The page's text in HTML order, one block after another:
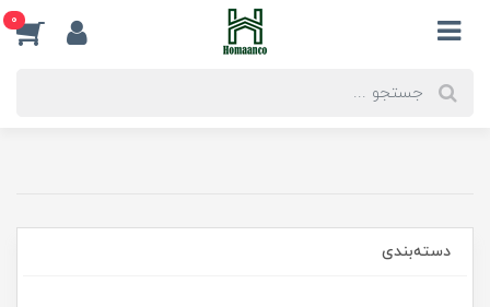
0
دسته‌بندی